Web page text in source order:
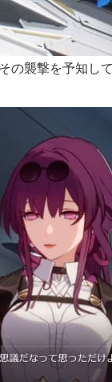
襲撃を予知し